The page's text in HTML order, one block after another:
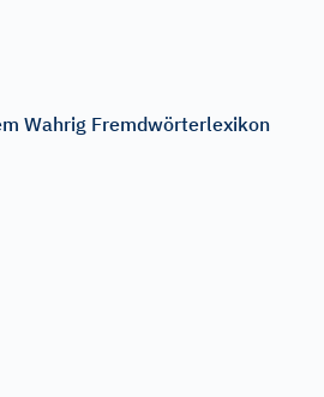
Wahrig Fremdwörterlexikon